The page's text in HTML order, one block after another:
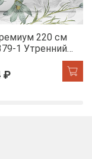
220 см
1 Утренний
₽